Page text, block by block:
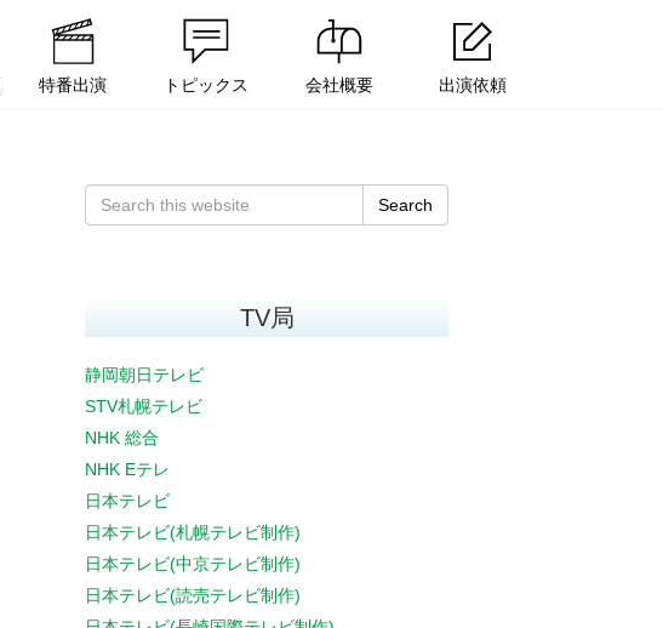
特番出演 トピックス 会社概要 出演依頼
Search
TV局
静岡朝日テレビ
STV札幌テレビ
NHK 総合
NHK Eテレ
日本テレビ
日本テレビ(札幌テレビ制作)
日本テレビ(中京テレビ制作)
日本テレビ(読売テレビ制作)